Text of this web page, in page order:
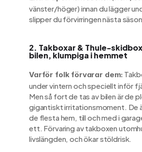
vänster/höger) innan du lägger
slipper du förvirringen nästa
2. Takboxar & Thule-
bilen, klumpiga i hemmet
Varför folk förvarar dem:
under vintern och speciellt inför
Men så fort de tas av bilen är de
gigantiskt irritationsmoment. De
de flesta hem, till och med i
ett. Förvaring av takboxen
livslängden, och ökar stöldrisk.